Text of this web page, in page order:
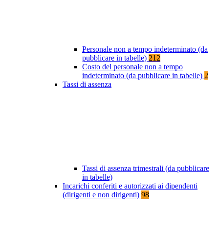
Personale non a tempo indeterminato (da
pubblicare in tabelle) 212
Costo del personale non a tempo
indeterminato (da pubblicare in tabelle) 2
Tassi di assenza
Tassi di assenza trimestrali (da pubblicare
in tabelle)
Incarichi conferiti e autorizzati ai dipendenti
(dirigenti e non dirigenti) 98